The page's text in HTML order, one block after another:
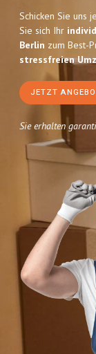
Schicken Sie uns
Sie sich Ihr
Berlin zum Best-
stressfreien
JETZT
Sie erhalten